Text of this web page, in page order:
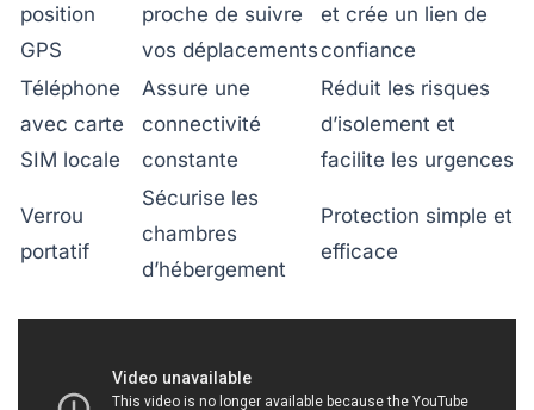
position
GPS
proche de suivre
vos déplacements
et crée un lien de
confiance
Téléphone
avec carte
SIM locale
Assure une
connectivité
constante
Réduit les risques
d’isolement et
facilite les urgences
Verrou
portatif
Sécurise les
chambres
d’hébergement
Protection simple et
efficace